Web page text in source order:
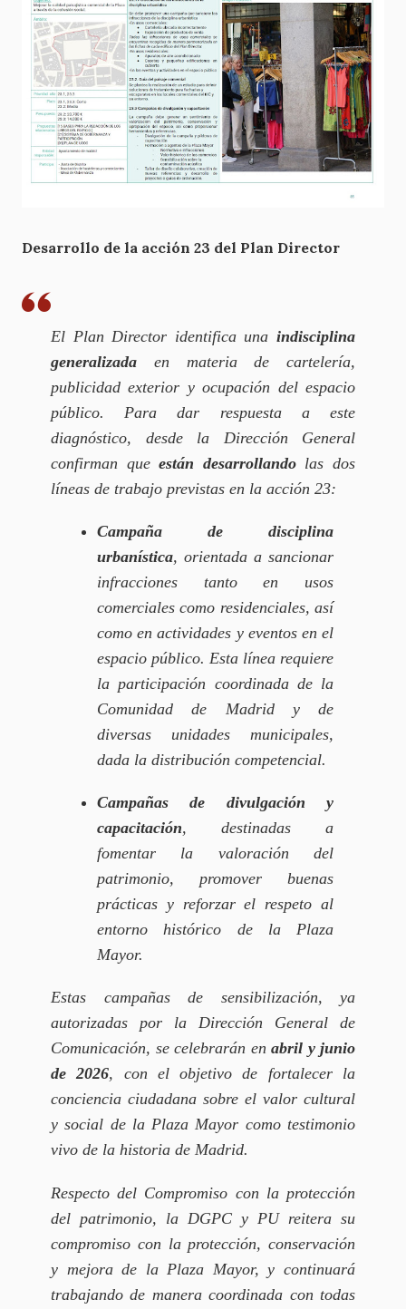
Desarrollo de la acción 23 del Plan Director
El Plan Director identifica una indisciplina
generalizada en materia de cartelería,
publicidad exterior y ocupación del espacio
público. Para dar respuesta a este
diagnóstico, desde la Dirección General
confirman queestán desarrollandolas dos
líneas de trabajo previstas en la acción 23:
Campaña de disciplina
urbanística, orientada a sancionar
infracciones tanto en usos
comerciales como residenciales, así
como en actividades y eventos en el
espacio público. Esta línea requiere
la participación coordinada de la
Comunidad de Madrid y de
diversas unidades municipales,
dada la distribución competencial.
Campañas de divulgación y
capacitación, destinadas a
fomentar la valoración del
patrimonio, promover buenas
prácticas y reforzar el respeto al
entorno histórico de la Plaza
Mayor.
Estas campañas de sensibilización, ya
autorizadas por la Dirección General de
Comunicación, se celebrarán en abril y junio
de 2026, con el objetivo de fortalecer la
conciencia ciudadana sobre el valor cultural
y social de la Plaza Mayor como testimonio
vivo de la historia de Madrid.
Respecto del Compromiso con la protección
del patrimonio, la DGPC y PU reitera su
compromiso con la protección, conservación
y mejora de la Plaza Mayor, y continuará
trabajando de manera coordinada con todas